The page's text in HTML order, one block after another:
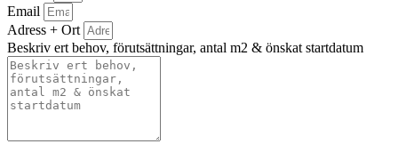
Email
Adress + Ort
Beskriv ert behov, förutsättningar, antal m2 & önskat startdatum